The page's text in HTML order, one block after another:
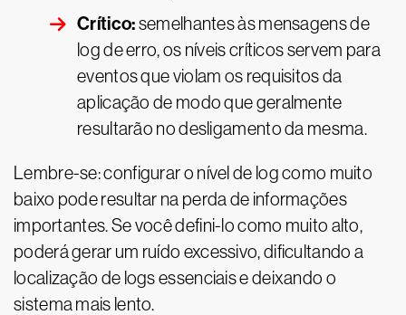
Crítico:semelhantes às mensagens de
log de erro, os níveis críticos servem para
eventos que violam os requisitos da
aplicação de modo que geralmente
resultarão no desligamento da mesma.
Lembre-se: configurar o nível de log como muito
baixo pode resultar na perda de informações
importantes. Se você defini-lo como muito alto,
poderá gerar um ruído excessivo, dificultando a
localização de logs essenciais e deixando o
sistema mais lento.